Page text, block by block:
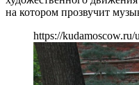
на котором прозвучит
https://